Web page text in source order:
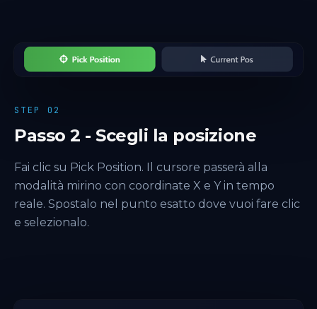
STEP 02
Passo 2 - Scegli la posizione
Fai clic su Pick Position. Il cursore passerà alla
modalità mirino con coordinate X e Y in tempo
reale. Spostalo nel punto esatto dove vuoi fare clic
e selezionalo.